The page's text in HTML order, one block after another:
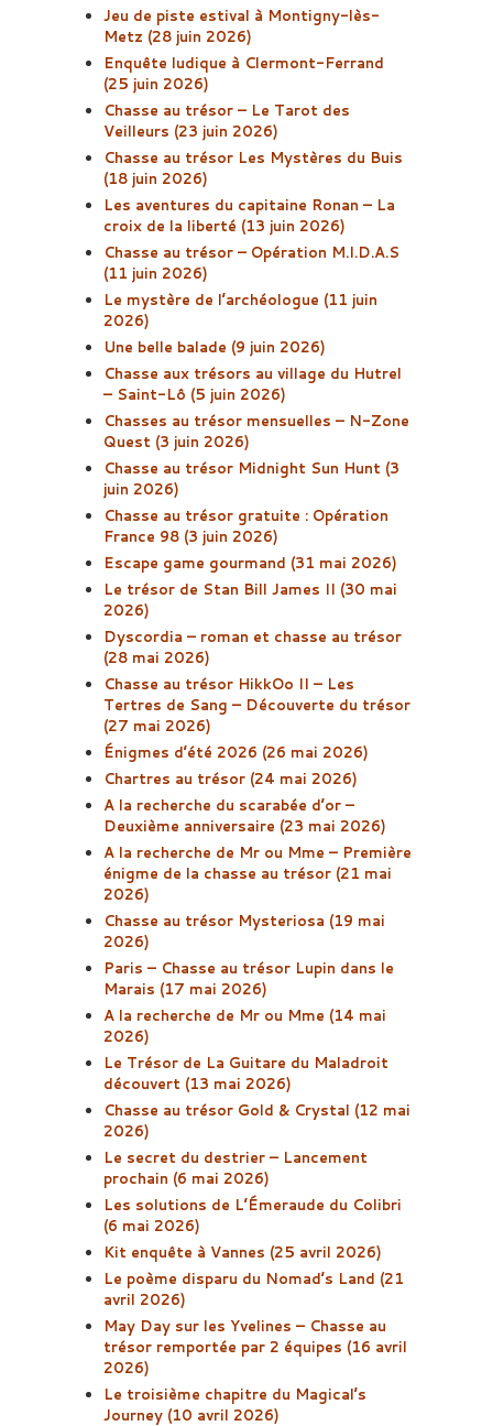
Jeu de piste estival à Montigny-lès-
Metz (28 juin 2026)
Enquête ludique à Clermont-Ferrand
(25 juin 2026)
Chasse au trésor – Le Tarot des
Veilleurs (23 juin 2026)
Chasse au trésor Les Mystères du Buis
(18 juin 2026)
Les aventures du capitaine Ronan – La
croix de la liberté (13 juin 2026)
Chasse au trésor – Opération M.I.D.A.S
(11 juin 2026)
Le mystère de l’archéologue (11 juin
2026)
Une belle balade (9 juin 2026)
Chasse aux trésors au village du Hutrel
– Saint-Lô (5 juin 2026)
Chasses au trésor mensuelles – N-Zone
Quest (3 juin 2026)
Chasse au trésor Midnight Sun Hunt (3
juin 2026)
Chasse au trésor gratuite : Opération
France 98 (3 juin 2026)
Escape game gourmand (31 mai 2026)
Le trésor de Stan Bill James II (30 mai
2026)
Dyscordia – roman et chasse au trésor
(28 mai 2026)
Chasse au trésor HikkOo II – Les
Tertres de Sang – Découverte du trésor
(27 mai 2026)
Énigmes d’été 2026 (26 mai 2026)
Chartres au trésor (24 mai 2026)
A la recherche du scarabée d’or –
Deuxième anniversaire (23 mai 2026)
A la recherche de Mr ou Mme – Première
énigme de la chasse au trésor (21 mai
2026)
Chasse au trésor Mysteriosa (19 mai
2026)
Paris – Chasse au trésor Lupin dans le
Marais (17 mai 2026)
A la recherche de Mr ou Mme (14 mai
2026)
Le Trésor de La Guitare du Maladroit
découvert (13 mai 2026)
Chasse au trésor Gold & Crystal (12 mai
2026)
Le secret du destrier – Lancement
prochain (6 mai 2026)
Les solutions de L’Émeraude du Colibri
(6 mai 2026)
Kit enquête à Vannes (25 avril 2026)
Le poème disparu du Nomad’s Land (21
avril 2026)
May Day sur les Yvelines – Chasse au
trésor remportée par 2 équipes (16 avril
2026)
Le troisième chapitre du Magical’s
Journey (10 avril 2026)